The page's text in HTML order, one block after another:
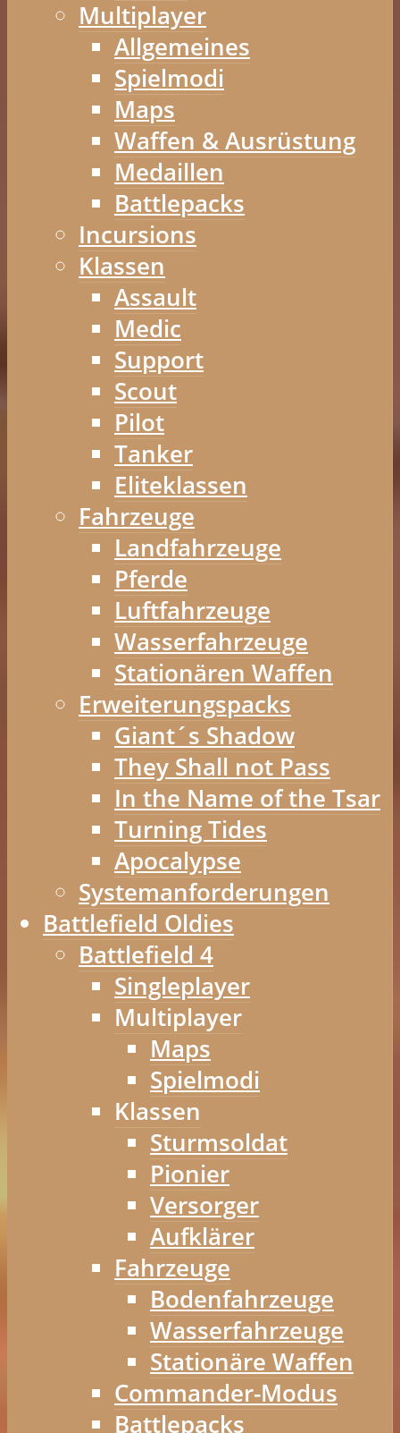
Multiplayer
Allgemeines
Spielmodi
Maps
Waffen & Ausrüstung
Medaillen
Battlepacks
Incursions
Klassen
Assault
Medic
Support
Scout
Pilot
Tanker
Eliteklassen
Fahrzeuge
Landfahrzeuge
Pferde
Luftfahrzeuge
Wasserfahrzeuge
Stationären Waffen
Erweiterungspacks
Giant´s Shadow
They Shall not Pass
In the Name of the Tsar
Turning Tides
Apocalypse
Systemanforderungen
Battlefield Oldies
Battlefield 4
Singleplayer
Multiplayer
Maps
Spielmodi
Klassen
Sturmsoldat
Pionier
Versorger
Aufklärer
Fahrzeuge
Bodenfahrzeuge
Wasserfahrzeuge
Stationäre Waffen
Commander-Modus
Battlepacks